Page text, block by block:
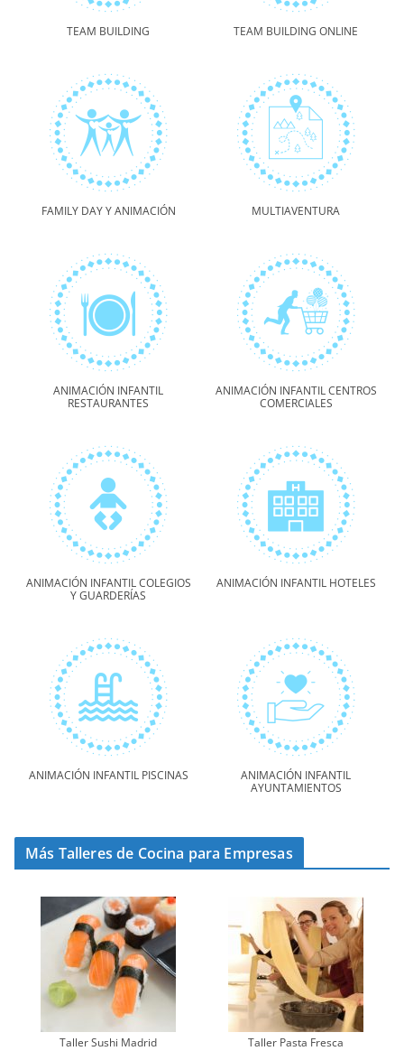
TEAM BUILDING TEAM BUILDING ONLINE
FAMILY DAY Y ANIMACIÓN MULTIAVENTURA
ANIMACIÓN INFANTIL
RESTAURANTES
ANIMACIÓN INFANTIL CENTROS
COMERCIALES
ANIMACIÓN INFANTIL COLEGIOS
Y GUARDERÍAS
ANIMACIÓN INFANTIL HOTELES
ANIMACIÓN INFANTIL PISCINAS
ANIMACIÓN INFANTIL
AYUNTAMIENTOS
Más Talleres de Cocina para Empresas
Taller Sushi Madrid Taller Pasta Fresca